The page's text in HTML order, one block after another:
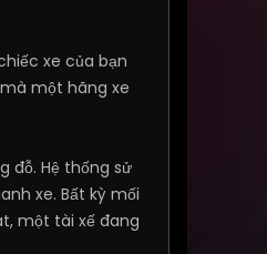
xe của bạn
một hãng xe
đỗ. Hệ thống sử
xe. Bất kỳ mối
một tài xế đang